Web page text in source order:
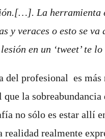
La
y veraces o esto se
en un ‘tweet’ te
del profesional es
que la
no sólo es estar allí
realmente